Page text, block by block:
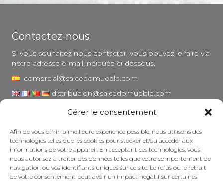
Gérer le consentement
Afin de vous offrir la meilleure expérience possible, nous utilisons des
technologies telles que les cookies pour stocker et/ou accéder aux
informations de votre appareil. En acceptant ces technologies, vous
nous autorisez à traiter des données telles que votre comportement de
navigation ou vos identifiants uniques sur ce site. Le refus ou le retrait
de votre consentement peut avoir un impact négatif sur certaines
Contactez-nous
Si vous souhaitez nous contacter, vous pouvez le faire via
notre adresse e-mail indiquée ci-dessous.
comercial@salcedomueble.com
distribucion@salcedomueble.com
1, rue Arturo San Juan - Viana, Navarre (31230)
Instagram
Mentions légales
Politique de confidentialité
Politique en matière de cookies